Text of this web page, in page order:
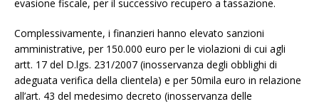
evasione fiscale, per il successivo recupero a tassazione.
Complessivamente, i finanzieri hanno elevato sanzioni
amministrative, per 150.000 euro per le violazioni di cui agli
artt. 17 del D.lgs. 231/2007 (inosservanza degli obblighi di
adeguata verifica della clientela) e per 50mila euro in relazione
all’art. 43 del medesimo decreto (inosservanza delle